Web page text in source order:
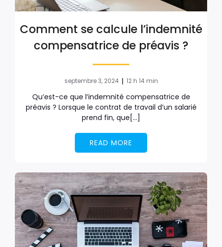
Comment se calcule l’indemnité
compensatrice de préavis ?
septembre 3, 2024 | 12 h 14 min
Qu’est-ce que l’indemnité compensatrice de
préavis ? Lorsque le contrat de travail d’un salarié
prend fin, que[…]
READ MORE